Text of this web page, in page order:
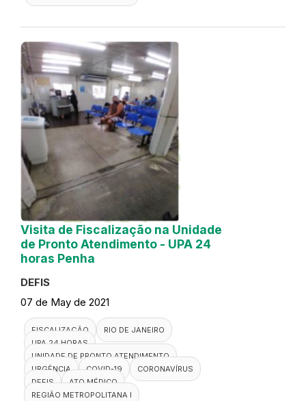
Visita de Fiscalização na Unidade
de Pronto Atendimento - UPA 24
horas Penha
DEFIS
07 de May de 2021
FISCALIZAÇÃO
RIO DE JANEIRO
UPA 24 HORAS
UNIDADE DE PRONTO ATENDIMENTO
URGÊNCIA
COVID-19
CORONAVÍRUS
DEFIS
ATO MÉDICO
REGIÃO METROPOLITANA I